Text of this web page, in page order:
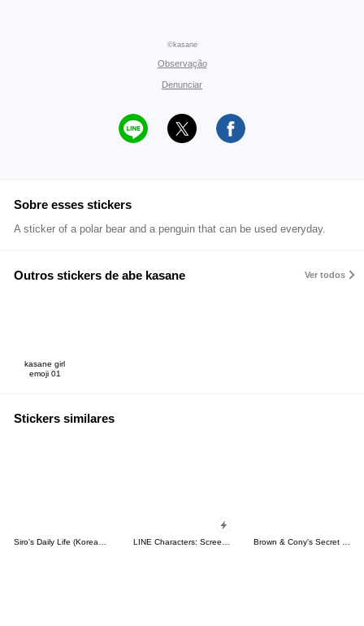
©kasane
Observação
Denunciar
Sobre esses stickers
A sticker of a polar bear and a penguin that can be used everyday.
Outros stickers de abe kasane Ver todos
kasane girl
emoji 01
Stickers similares
Siro's Daily Life (Korean&Japanese) LINE Characters: Screen Hogs Brown & Cony's Secret Date!